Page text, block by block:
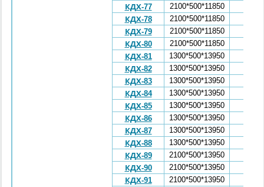
КДХ-77
2100*500*11850
КДХ-78
2100*500*11850
КДХ-79
2100*500*11850
КДХ-80
2100*500*11850
КДХ-81
1300*500*13950
КДХ-82
1300*500*13950
КДХ-83
1300*500*13950
КДХ-84
1300*500*13950
КДХ-85
1300*500*13950
КДХ-86
1300*500*13950
КДХ-87
1300*500*13950
КДХ-88
1300*500*13950
КДХ-89
2100*500*13950
КДХ-90
2100*500*13950
КДХ-91
2100*500*13950